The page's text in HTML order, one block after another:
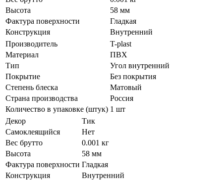
Высота
58 мм
Фактура поверхности
Гладкая
Конструкция
Внутренний
Производитель
T-plast
Материал
ПВХ
Тип
Угол внутренний
Покрытие
Без покрытия
Степень блеска
Матовый
Страна производства
Россия
Количество в упаковке (штук) 1 шт
Декор
Тик
Самоклеящийся
Нет
Вес брутто
0.001 кг
Высота
58 мм
Фактура поверхности Гладкая
Конструкция
Внутренний